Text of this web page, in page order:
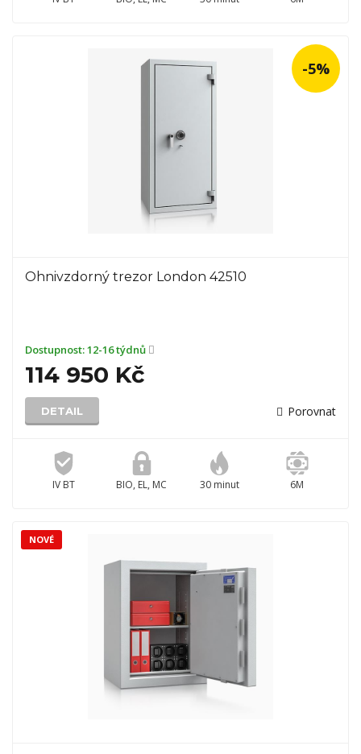
Ohnivzdorný trezor London 42510
Dostupnost:12-16 týdnů
114 950 Kč
DETAIL Porovnat
IV BT BIO, EL, MC 30 minut 6M
-5%
NOVÉ